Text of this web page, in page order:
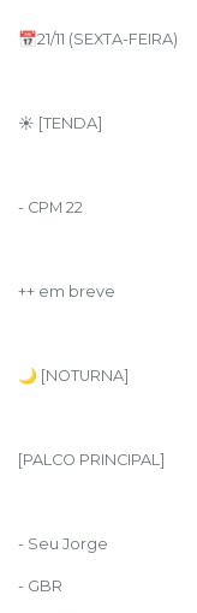
📅21/11 (SEXTA-FEIRA)
☀️ [TENDA]
- CPM 22
++ em breve
🌙 [NOTURNA]
[PALCO PRINCIPAL]
- Seu Jorge
- GBR